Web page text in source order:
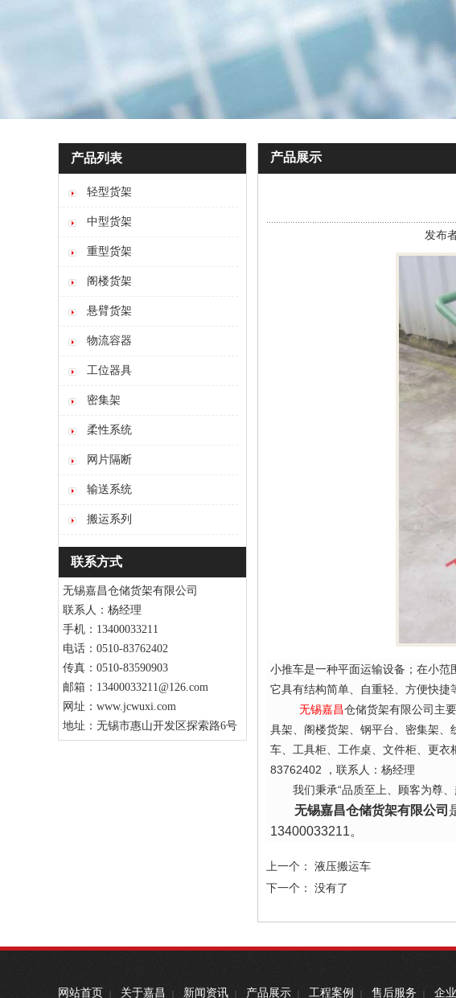
产品列表
轻型货架
中型货架
重型货架
阁楼货架
悬臂货架
物流容器
工位器具
密集架
柔性系统
网片隔断
输送系统
搬运系列
联系方式
无锡嘉昌仓储货架有限公司
联系人：杨经理
手机：13400033211
电话：0510-83762402
传真：0510-83590903
邮箱：13400033211@126.com
网址：www.jcwuxi.com
地址：无锡市惠山开发区探索路6号
产品展示
发布
小推车是一种平面运输设备；在小范
它具有结构简单、自重轻、方便快捷
无锡嘉昌仓储货架有限公司主
具架、阁楼货架、钢平台、密集架
车、工具柜、工作桌、文件柜、更衣
83762402 ，联系人：杨经理
我们秉承“品质至上、顾客为尊、
无锡嘉昌仓储货架有限公司
13400033211。
上一个： 液压搬运车
下一个： 没有了
网站首页 | 关于嘉昌 | 新闻资讯 | 产品展示 | 工程案例 | 售后服务 | 企